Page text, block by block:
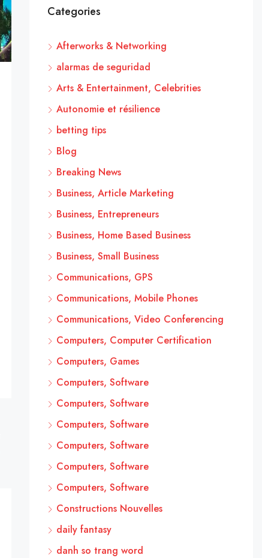
Categories
Afterworks & Networking
alarmas de seguridad
Arts & Entertainment, Celebrities
Autonomie et résilience
betting tips
Blog
Breaking News
Business, Article Marketing
Business, Entrepreneurs
Business, Home Based Business
Business, Small Business
Communications, GPS
Communications, Mobile Phones
Communications, Video Conferencing
Computers, Computer Certification
Computers, Games
Computers, Software
Computers, Software
Computers, Software
Computers, Software
Computers, Software
Computers, Software
Constructions Nouvelles
daily fantasy
danh so trang word